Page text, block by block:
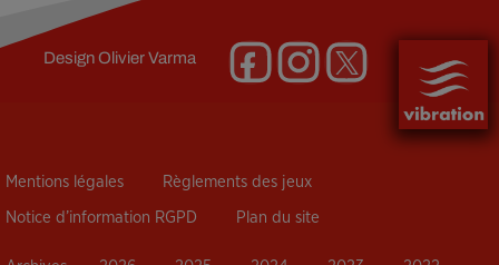
DesignOlivier Varma
Mentions légales Règlements des jeux
Notice d’information RGPD Plan du site